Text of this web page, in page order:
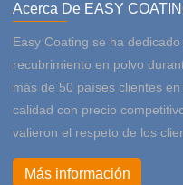
Acerca De EASY
Easy Coating se ha
recubrimiento en polvo
más de 50 países clientes
calidad con precio
valieron el respeto de los
Más información